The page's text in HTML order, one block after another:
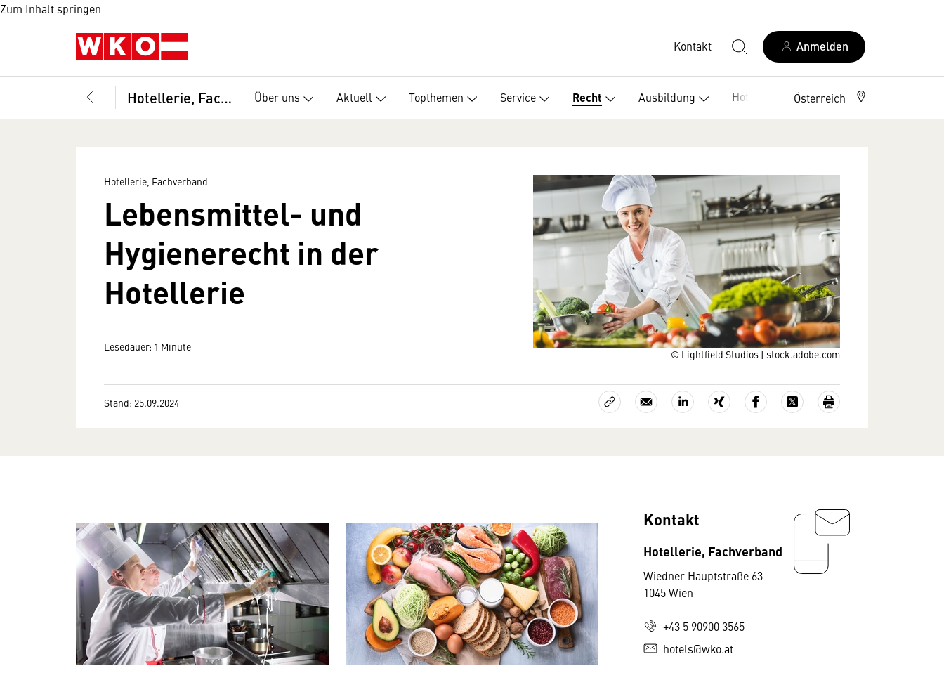
Zum Inhalt springen
Kontakt Anmelden
Hotellerie, Fachverband Über uns Aktuell Topthemen Service Recht Ausbildung Hotelklassifizierung
Österreich
© Lightfield Studios | stock.adobe.com
Hotellerie, Fachverband
Lebensmittel- und
Hygienerecht in der
Hotellerie
Lesedauer: 1 Minute
Stand: 25.09.2024
Kontakt
Hotellerie, Fachverband
Wiedner Hauptstraße 63
1045 Wien
+43 5 90900 3565
hotels@wko.at